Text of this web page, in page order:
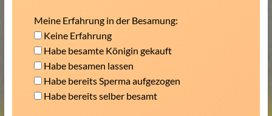
Meine Erfahrung in der Besamung:
Keine Erfahrung
Habe besamte Königin gekauft
Habe besamen lassen
Habe bereits Sperma aufgezogen
Habe bereits selber besamt